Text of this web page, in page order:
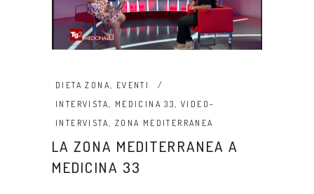
DIETA ZONA, EVENTI
INTERVISTA, MEDICINA 33,VIDEO-
INTERVISTA, ZONA MEDITERRANEA
LA ZONA MEDITERRANEA A
MEDICINA 33